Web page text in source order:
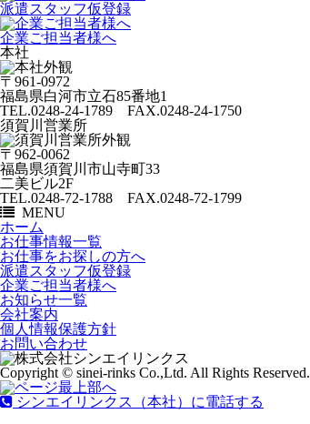
派遣スタッフ仮登録
企業ご担当者様へ
本社
〒961-0972
福島県白河市立石85番地1
TEL.0248-24-1789 FAX.0248-24-1750
須賀川営業所
〒962-0062
福島県須賀川市山寺町33
二美ビル2F
TEL.0248-72-1788 FAX.0248-72-1799
MENU
ホーム
お仕事情報一覧
お仕事をお探しの方へ
派遣スタッフ仮登録
企業ご担当者様へ
お知らせ一覧
会社案内
個人情報保護方針
お問い合わせ
Copyright © sinei-rinks Co.,Ltd. All Rights Reserved.
シンエイリンクス（本社）に電話する